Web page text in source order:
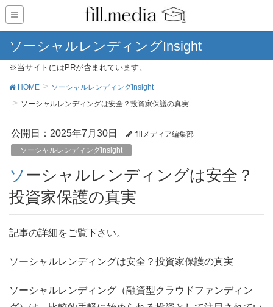
ソーシャルレンディングInsight
※当サイトにはPRが含まれています。
HOME
ソーシャルレンディングInsight
ソーシャルレンディングは安全？投資家保護の真実
公開日： 2025年7月30日
fillメディア編集部
ソーシャルレンディングInsight
ソーシャルレンディングは安全？
投資家保護の真実
記事の詳細をご覧下さい。
ソーシャルレンディングは安全？投資家保護の真実
ソーシャルレンディング（融資型クラウドファンディン